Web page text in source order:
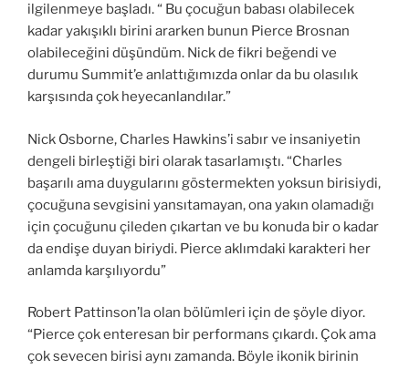
ilgilenmeye başladı. “ Bu çocuğun babası olabilecek
kadar yakışıklı birini ararken bunun Pierce Brosnan
olabileceğini düşündüm. Nick de fikri beğendi ve
durumu Summit’e anlattığımızda onlar da bu olasılık
karşısında çok heyecanlandılar.”
Nick Osborne, Charles Hawkins’i sabır ve insaniyetin
dengeli birleştiği biri olarak tasarlamıştı. “Charles
başarılı ama duygularını göstermekten yoksun birisiydi,
çocuğuna sevgisini yansıtamayan, ona yakın olamadığı
için çocuğunu çileden çıkartan ve bu konuda bir o kadar
da endişe duyan biriydi. Pierce aklımdaki karakteri her
anlamda karşılıyordu”
Robert Pattinson’la olan bölümleri için de şöyle diyor.
“Pierce çok enteresan bir performans çıkardı. Çok ama
çok sevecen birisi aynı zamanda. Böyle ikonik birinin